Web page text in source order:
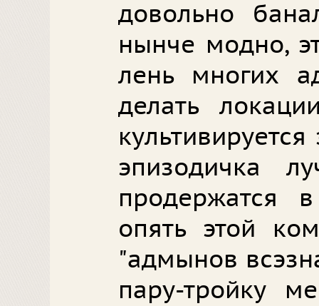
довольно
нынче модно,
лень многих
делать
эпизодичка
продержатся
опять этой
"адмынов
пару-тройку